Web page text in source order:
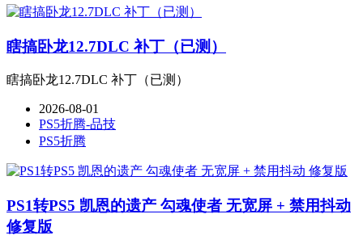
瞎搞卧龙12.7DLC 补丁（已测）
瞎搞卧龙12.7DLC 补丁（已测）
2026-08-01
PS5折腾-品技
PS5折腾
PS1转PS5 凯恩的遗产 勾魂使者 无宽屏 + 禁用抖动
修复版